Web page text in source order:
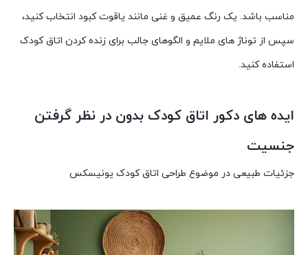
مناسب باشد. یک رنگ عمیق و غنی مانند یاقوت کبود انتخاب کنید،
سپس از توناژ های ملایم و الگوهای جالب برای زنده کردن اتاق کودک
استفاده کنید.
ایده های دکور اتاق کودک بدون در نظر گرفتن
جنسیت
جزئیات طبیعی در موضوع طراحی اتاق کودک یونیسکس